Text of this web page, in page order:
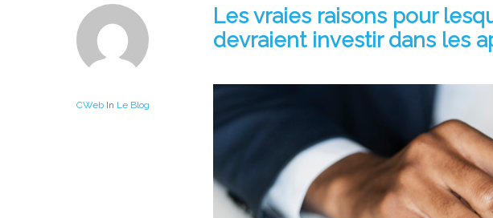
CWeb In Le Blog
Les vraies raisons pour
devraient investir dans les